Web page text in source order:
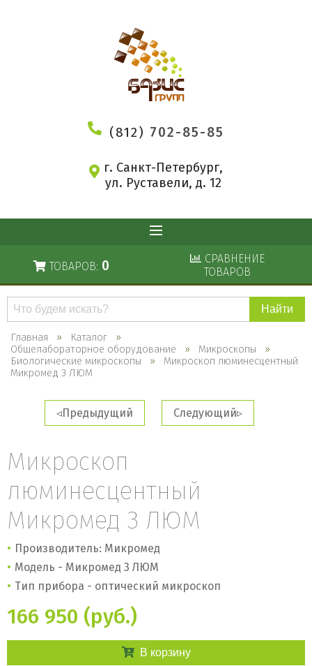
(812) 702-85-85
г. Санкт-Петербург,
ул. Руставели, д. 12
ТОВАРОВ: 0
СРАВНЕНИЕ
ТОВАРОВ
Поиск
каталогу
Главная
Каталог
Общелабораторное оборудование
Микроскопы
Биологические микроскопы
Микроскоп люминесцентный
Микромед 3 ЛЮМ
Предыдущий Следующий
Микроскоп
люминесцентный
Микромед 3 ЛЮМ
Производитель: Микромед
Модель - Микромед 3 ЛЮМ
Тип прибора - оптический микроскоп
166 950 (руб.)
В корзину